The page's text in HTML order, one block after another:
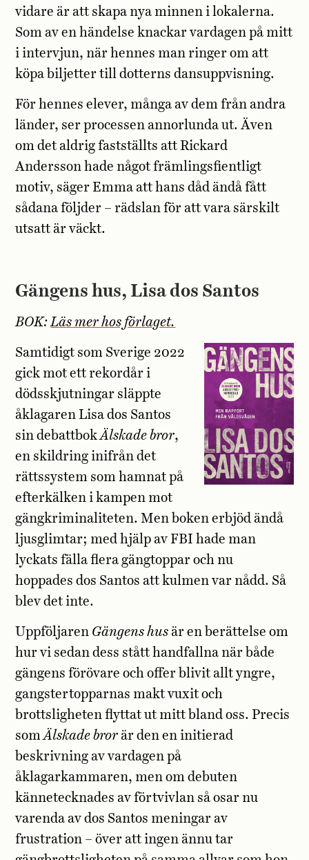
vidare är att skapa nya minnen i lokalerna.
Som av en händelse knackar vardagen på mitt
i intervjun, när hennes man ringer om att
köpa biljetter till dotterns dansuppvisning.
För hennes elever, många av dem från andra
länder, ser processen annorlunda ut. Även
om det aldrig fastställts att Rickard
Andersson hade något främlingsfientligt
motiv, säger Emma att hans dåd ändå fått
sådana följder – rädslan för att vara särskilt
utsatt är väckt.
Gängens hus, Lisa dos Santos
BOK: Läs mer hos förlaget.
Samtidigt som Sverige 2022
gick mot ett rekordår i
dödsskjutningar släppte
åklagaren Lisa dos Santos
sin debattbokÄlskade bror,
en skildring inifrån det
rättssystem som hamnat på
efterkälken i kampen mot
gängkriminaliteten. Men boken erbjöd ändå
ljusglimtar; med hjälp av FBI hade man
lyckats fälla flera gängtoppar och nu
hoppades dos Santos att kulmen var nådd. Så
blev det inte.
Uppföljaren Gängens hus är en berättelse om
hur vi sedan dess stått handfallna när både
gängens förövare och offer blivit allt yngre,
gangstertopparnas makt vuxit och
brottsligheten flyttat ut mitt bland oss. Precis
somÄlskade bror är den en initierad
beskrivning av vardagen på
åklagarkammaren, men om debuten
kännetecknades av förtvivlan så osar nu
varenda av dos Santos meningar av
frustration – över att ingen ännu tar